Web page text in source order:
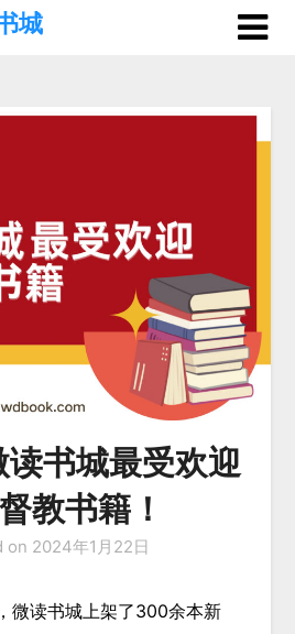
城
书城最受欢迎
教书籍！
on 2024年1月22日
微读书城上架了300余本新